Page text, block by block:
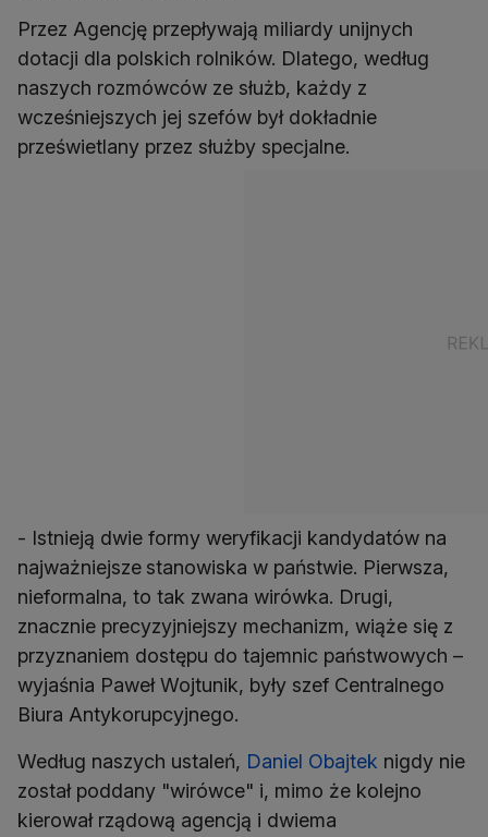
Przez Agencję przepływają miliardy unijnych
dotacji dla polskich rolników. Dlatego, według
naszych rozmówców ze służb, każdy z
wcześniejszych jej szefów był dokładnie
prześwietlany przez służby specjalne.
- Istnieją dwie formy weryfikacji kandydatów na
najważniejsze stanowiska w państwie. Pierwsza,
nieformalna, to tak zwana wirówka. Drugi,
znacznie precyzyjniejszy mechanizm, wiąże się z
przyznaniem dostępu do tajemnic państwowych –
wyjaśnia Paweł Wojtunik, były szef Centralnego
Biura Antykorupcyjnego.
Według naszych ustaleń, Daniel Obajtek nigdy nie
został poddany "wirówce" i, mimo że kolejno
kierował rządową agencją i dwiema